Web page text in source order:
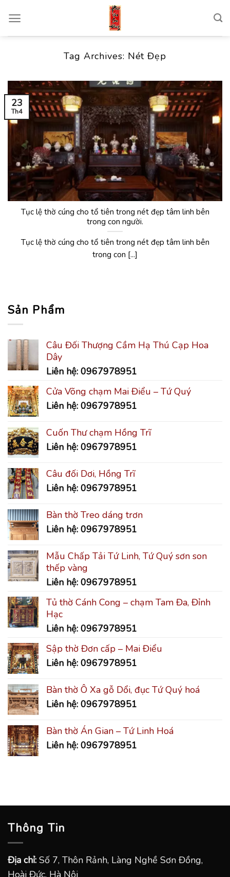
content
Tag Archives: Nét Đẹp
Tục lệ thờ cúng cho tổ tiên trong nét đẹp tâm linh bên
trong con người.
Tục lệ thờ cúng cho tổ tiên trong nét đẹp tâm linh bên
trong con [...]
23
Th4
Sản Phẩm
Câu Đối Thượng Cầm Hạ Thú Cạp Hoa
Dây
Liên hệ: 0967978951
Cửa Võng chạm Mai Điểu – Tứ Quý
Liên hệ: 0967978951
Cuốn Thư chạm Hồng Trĩ
Liên hệ: 0967978951
Câu đối Dơi, Hồng Trĩ
Liên hệ: 0967978951
Bàn thờ Treo dáng trơn
Liên hệ: 0967978951
Mẫu Chấp Tải Tứ Linh, Tứ Quý sơn son
thếp vàng
Liên hệ: 0967978951
Tủ thờ Cánh Cong – chạm Tam Đa, Đỉnh
Hạc
Liên hệ: 0967978951
Sập thờ Đơn cấp – Mai Điểu
Liên hệ: 0967978951
Bàn thờ Ô Xa gỗ Dổi, đục Tứ Quý hoá
Liên hệ: 0967978951
Bàn thờ Án Gian – Tứ Linh Hoá
Liên hệ: 0967978951
Thông Tin
Địa chỉ: Số 7, Thôn Rảnh, Làng Nghề Sơn Đồng,